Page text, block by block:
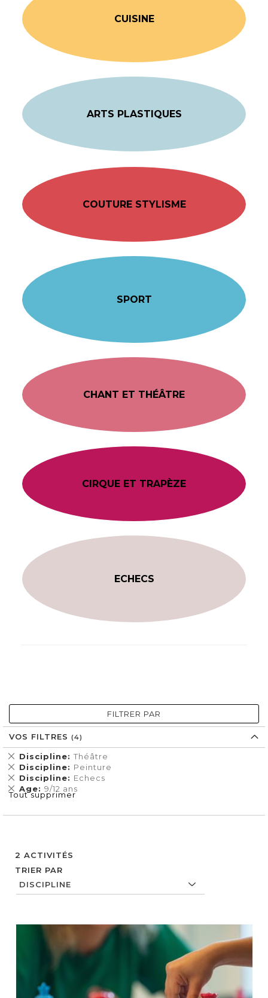
CUISINE
ARTS PLASTIQUES
COUTURE STYLISME
SPORT
CHANT ET THÉÂTRE
CIRQUE ET TRAPÈZE
ECHECS
2 ACTIVITÉS
TRIER PAR
FILTRER PAR
VOS FILTRES
Discipline Théâtre
Supprimer
cet
Élément
Discipline Peinture
Supprimer
cet
Élément
Discipline Echecs
Supprimer
cet
Élément
Age 9/12 ans
Supprimer
cet
Tout supprimer